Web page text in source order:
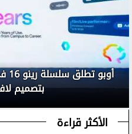
بتصميم
الأكثر قراءة